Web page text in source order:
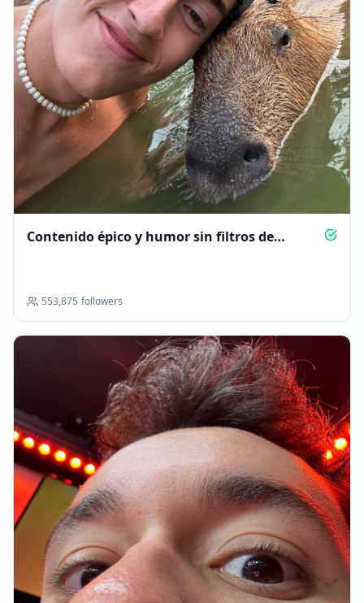
Contenido épico y humor sin filtros de
553,875 followers